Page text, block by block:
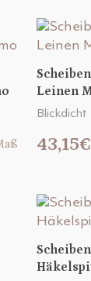
Leinen
Blickdicht
43,15€